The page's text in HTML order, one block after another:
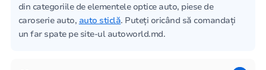
din categoriile de elementele optice auto, piese de
caroserie auto, auto sticlă. Puteți oricând să comandați
un far spate pe site-ul autoworld.md.